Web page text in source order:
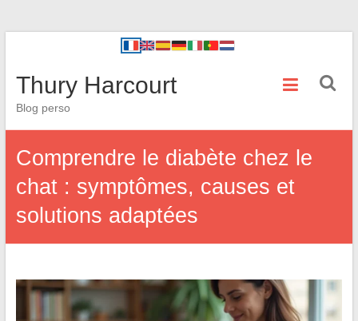
Thury Harcourt
Blog perso
Comprendre le diabète chez le
chat : symptômes, causes et
solutions adaptées